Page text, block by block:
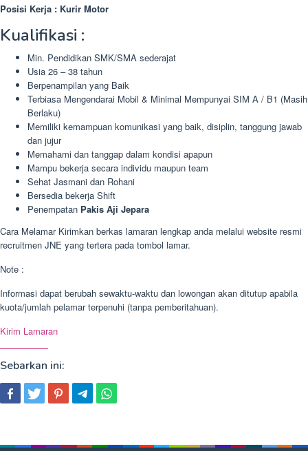
Posisi Kerja : Kurir Motor
Kualifikasi :
Min. Pendidikan SMK/SMA sederajat
Usia 26 – 38 tahun
Berpenampilan yang Baik
Terbiasa Mengendarai Mobil & Minimal Mempunyai SIM A / B1 (Masih
Berlaku)
Memiliki kemampuan komunikasi yang baik, disiplin, tanggung jawab
dan jujur
Memahami dan tanggap dalam kondisi apapun
Mampu bekerja secara individu maupun team
Sehat Jasmani dan Rohani
Bersedia bekerja Shift
Penempatan Pakis Aji Jepara
Cara Melamar Kirimkan berkas lamaran lengkap anda melalui website resmi
recruitmen JNE yang tertera pada tombol lamar.
Note :
Informasi dapat berubah sewaktu-waktu dan lowongan akan ditutup apabila
kuota/jumlah pelamar terpenuhi (tanpa pemberitahuan).
Kirim Lamaran
Sebarkan ini: